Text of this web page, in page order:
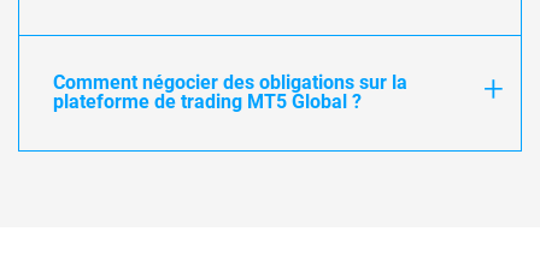
Comment négocier des obligations sur la
plateforme de trading MT5 Global ?